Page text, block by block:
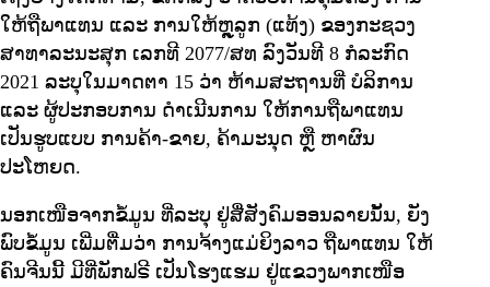
ໃຫ້ຖືພາແທນ ແລະ ການໃຫ້ຫຼຸລູກ (ແທ້ງ) ຂອງກະຊວງ
ສາທາລະນະສຸກ ເລກທີ 2077/ສທ ລົງວັນທີ 8 ກໍລະກົດ
2021 ລະບຸໃນມາດຕາ 15 ວ່າ ຫ້າມສະຖານທີ່ ບໍລິການ
ແລະ ຜູ້ປະກອບການ ດໍາເນີນການ ໃຫ້ການຖືພາແທນ
ເປັນຮູບແບບ ການຄ້າ-ຂາຍ, ຄ້າມະນຸດ ຫຼື ຫາຜົນ
ປະໂຫຍດ.
ນອກເໜືອຈາກຂໍ້ມູນ ທີ່ລະບຸ ຢູ່ສື່ສັງຄົມອອນລາຍນັ້ນ, ຍັງ
ພົບຂໍ້ມູນ ເພີ່ມຕື່ມວ່າ ການຈ້າງແມ່ຍິງລາວ ຖືພາແທນ ໃຫ້
ຄົນຈີນນີ້ ມີທີ່ພັກຟຣີ ເປັນໂຮງແຮມ ຢູ່ແຂວງພາກເໜືອ